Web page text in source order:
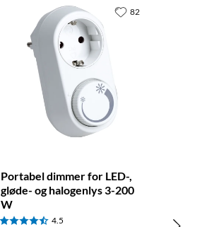
Portabel dimmer for LED-,
gløde- og halogenlys 3-200
W
4.5
82